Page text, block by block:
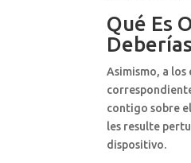
Qué Es
Asimismo, a
contigo sobre
les resulte
dispositivo.